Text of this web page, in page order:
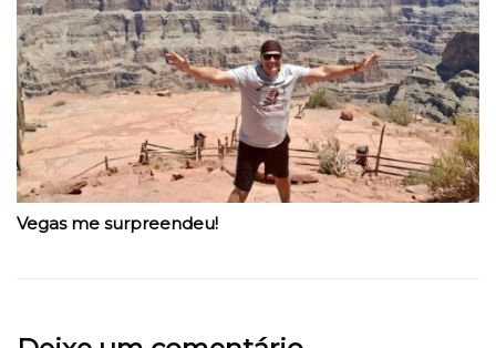
Vegas me surpreendeu!